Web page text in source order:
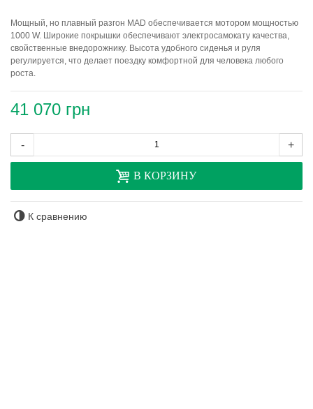
Мощный, но плавный разгон MAD обеспечивается мотором мощностью
1000 W. Широкие покрышки обеспечивают электросамокату качества,
свойственные внедорожнику. Высота удобного сиденья и руля
регулируется, что делает поездку комфортной для человека любого
роста.
41 070 грн
- +
В КОРЗИНУ
К сравнению